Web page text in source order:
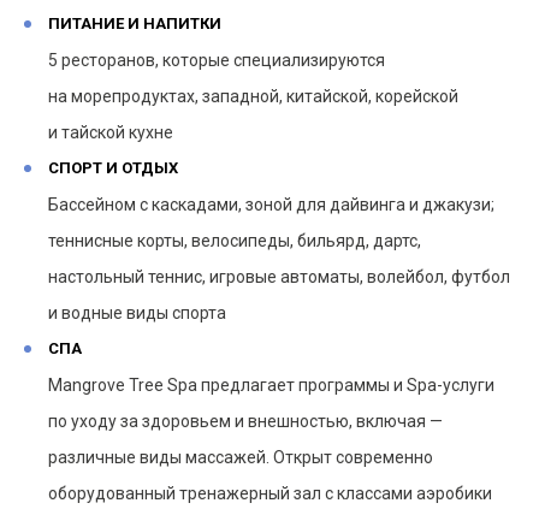
ПИТАНИЕ И НАПИТКИ
5 ресторанов, которые специализируются
на морепродуктах, западной, китайской, корейской
и тайской кухне
СПОРТ И ОТДЫХ
Бассейном с каскадами, зоной для дайвинга и джакузи;
теннисные корты, велосипеды, бильярд, дартс,
настольный теннис, игровые автоматы, волейбол, футбол
и водные виды спорта
СПА
Mangrove Tree Spa предлагает программы и Spa-услуги
по уходу за здоровьем и внешностью, включая —
различные виды массажей. Открыт современно
оборудованный тренажерный зал с классами аэробики